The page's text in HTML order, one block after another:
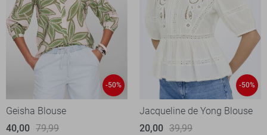
-50%
Geisha Blouse
40,00 79,99
-50%
Jacqueline de Yong Blouse
20,00 39,99